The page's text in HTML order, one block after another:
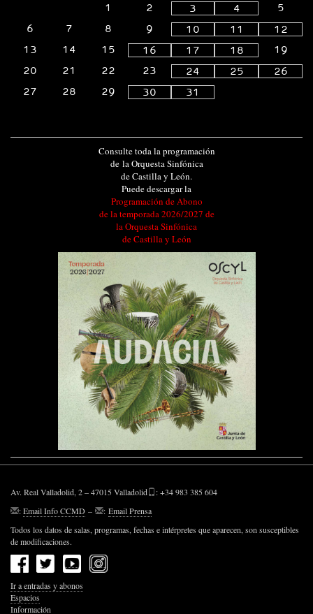
1
2 3 4
5
6
7 8 9 10 11
12
13
14 15 16 17 18
19
20
21 22 23 24 25
26
27
28 29 30 31
Consulte toda la programación
de la Orquesta Sinfónica
de Castilla y León.
Puede descargar la
Programación de Abono
de la temporada 2026/2027 de
la Orquesta Sinfónica
de Castilla y León
Av. Real Valladolid, 2 – 47015 Valladolid
: +34 983 385 604
:Email Info CCMD – : Email Prensa
Todos los datos de salas, programas, fechas e intérpretes que aparecen, son susceptibles
de modificaciones.
Ir a entradas y abonos
Espacios
Información